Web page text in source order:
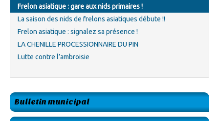
Frelon asiatique : gare aux nids primaires !
La saison des nids de frelons asiatiques débute !!
Frelon asiatique : signalez sa présence !
LA CHENILLE PROCESSIONNAIRE DU PIN
Lutte contre l’ambroisie
Bulletin municipal